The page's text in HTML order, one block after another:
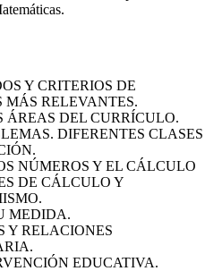
Y CRITERIOS DE
MÁS RELEVANTES.
ÁREAS DEL CURRÍCULO.
DIFERENTES CLASES
NÚMEROS Y EL CÁLCULO
DE CÁLCULO Y
MEDIDA.
Y RELACIONES
EDUCATIVA.